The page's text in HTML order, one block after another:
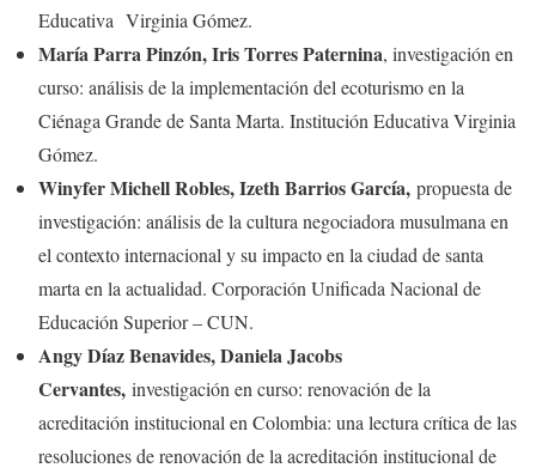
Educativa Virginia Gómez.
María Parra Pinzón, Iris Torres Paternina, investigación en
curso: análisis de la implementación del ecoturismo en la
Ciénaga Grande de Santa Marta. Institución Educativa Virginia
Gómez.
Winyfer Michell Robles, Izeth Barrios García, propuesta de
investigación: análisis de la cultura negociadora musulmana en
el contexto internacional y su impacto en la ciudad de santa
marta en la actualidad. Corporación Unificada Nacional de
Educación Superior – CUN.
Angy Díaz Benavides, Daniela Jacobs
Cervantes, investigación en curso: renovación de la
acreditación institucional en Colombia: una lectura crítica de las
resoluciones de renovación de la acreditación institucional de